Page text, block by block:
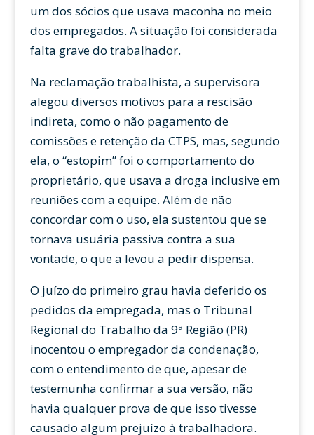
um dos sócios que usava maconha no meio
dos empregados. A situação foi considerada
falta grave do trabalhador.
Na reclamação trabalhista, a supervisora
alegou diversos motivos para a rescisão
indireta, como o não pagamento de
comissões e retenção da CTPS, mas, segundo
ela, o “estopim” foi o comportamento do
proprietário, que usava a droga inclusive em
reuniões com a equipe. Além de não
concordar com o uso, ela sustentou que se
tornava usuária passiva contra a sua
vontade, o que a levou a pedir dispensa.
O juízo do primeiro grau havia deferido os
pedidos da empregada, mas o Tribunal
Regional do Trabalho da 9ª Região (PR)
inocentou o empregador da condenação,
com o entendimento de que, apesar de
testemunha confirmar a sua versão, não
havia qualquer prova de que isso tivesse
causado algum prejuízo à trabalhadora.